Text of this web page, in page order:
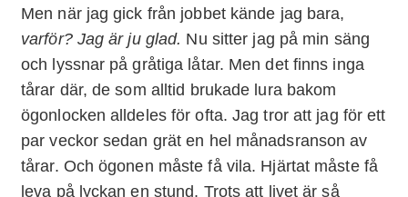
Men när jag gick från jobbet kände jag bara,
varför? Jag är ju glad. Nu sitter jag på min säng
och lyssnar på gråtiga låtar. Men det finns inga
tårar där, de som alltid brukade lura bakom
ögonlocken alldeles för ofta. Jag tror att jag för ett
par veckor sedan grät en hel månadsranson av
tårar. Och ögonen måste få vila. Hjärtat måste få
leva på lyckan en stund. Trots att livet är så